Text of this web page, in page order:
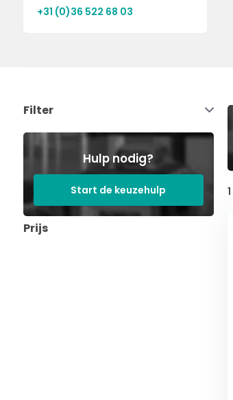
+31 (0)36 522 68 03
Filter
Hulp nodig?
Start de keuzehulp
Prijs
1